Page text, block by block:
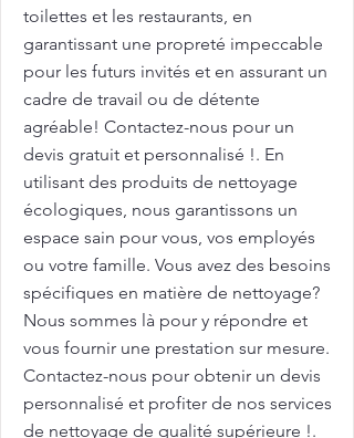
toilettes et les restaurants, en
garantissant une propreté impeccable
pour les futurs invités et en assurant un
cadre de travail ou de détente
agréable! Contactez-nous pour un
devis gratuit et personnalisé !. En
utilisant des produits de nettoyage
écologiques, nous garantissons un
espace sain pour vous, vos employés
ou votre famille. Vous avez des besoins
spécifiques en matière de nettoyage?
Nous sommes là pour y répondre et
vous fournir une prestation sur mesure.
Contactez-nous pour obtenir un devis
personnalisé et profiter de nos services
de nettoyage de qualité supérieure !.